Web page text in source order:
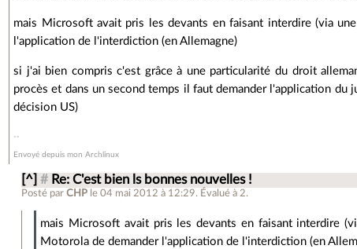
mais Microsoft avait pris les devants en faisant interdire (via
l'application de l'interdiction (en Allemagne)
si j'ai bien compris c'est grâce à une particularité du droit
procès et dans un second temps il faut demander l'application du
décision US)
Envoyé depuis mon Archlinux
[^] # Re: C'est bien ls bonnes nouvelles !
Posté parCHP le 04 mai 2012 à 12:29. Évalué à 2.
mais Microsoft avait pris les devants en faisant interdire
Motorola de demander l'application de l'interdiction (en